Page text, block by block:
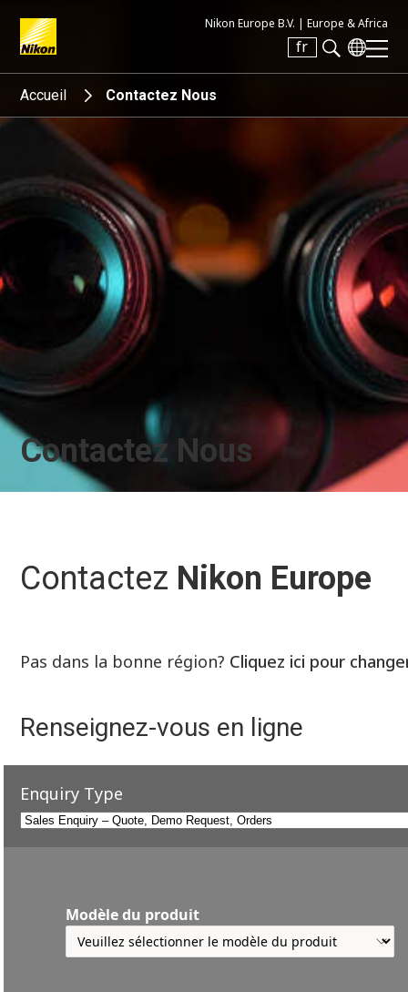
Nikon Europe B.V. | Europe & Africa
fr
Search keyword(s)
Accueil Contactez Nous
Contactez Nous
Contactez Nikon Europe
Pas dans la bonne région? Cliquez ici pour
Renseignez-vous en ligne
Enquiry Type
Modèle du produit